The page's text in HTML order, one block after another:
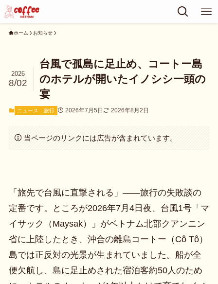
ホーム お知らせ
台風で孤島に足止め、コートー島
のホテルが開いたイノシシ一頭の
宴
2026
8/02
ニュース 旅行 2026年7月5日 2026年8月2日
当ページのリンクには広告が含まれています。
「旅先で台風に直撃される」——旅行の失敗談の
定番です。ところが2026年7月4日夜、台風1号「マ
イサック（Maysak）」がベトナム北部クアンニン
省に上陸したとき、沖合の離島コートー（Cô Tô）
島では正反対の光景が生まれていました。船が全
便欠航し、島に足止めされた宿泊客約50人のため